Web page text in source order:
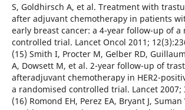
S, Goldhirsch A, et al. Treatment with
after adjuvant chemotherapy in patients
early breast cancer: a 4-year follow-up of a
controlled trial. Lancet Oncol 2011;
(15) Smith I, Procter M, Gelber RD,
A, Dowsett M, et al. 2-year follow-up of
afteradjuvant chemotherapy in HER2-
a randomised controlled trial. Lancet 2007;
(16) Romond EH, Perez EA, Bryant J, Suman